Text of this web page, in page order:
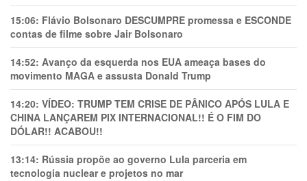
15:06: Flávio Bolsonaro DESCUMPRE promessa e ESCONDE
contas de filme sobre Jair Bolsonaro
14:52: Avanço da esquerda nos EUA ameaça bases do
movimento MAGA e assusta Donald Trump
14:20: VÍDEO: TRUMP TEM CRlSE DE PÂNlCO APÓS LULA E
CHINA LANÇAREM PIX INTERNACIONAL!! É O FIM DO
DÓLAR!! ACABOU!!
13:14: Rússia propõe ao governo Lula parceria em
tecnologia nuclear e projetos no mar